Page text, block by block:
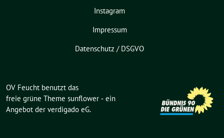
Instagram
Impressum
Datenschutz / DSGVO
OV Feucht benutzt das
freie grüne Theme sunflower ‐ ein
Angebot der verdigado eG.